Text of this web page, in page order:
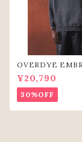
OVERDYE
OODIE（D.GRY）
¥20,790
30%OFF